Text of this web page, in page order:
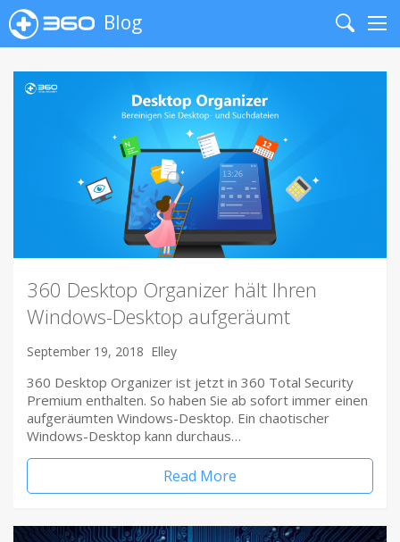
Blog
Search
360 Desktop Organizer hält Ihren
Windows-Desktop aufgeräumt
September 19, 2018 Elley
360 Desktop Organizer ist jetzt in 360 Total Security
Premium enthalten. So haben Sie ab sofort immer einen
aufgeräumten Windows-Desktop. Ein chaotischer
Windows-Desktop kann durchaus…
Read More